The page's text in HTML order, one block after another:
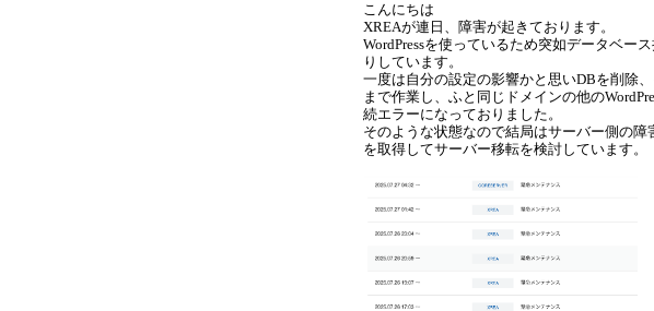
こんにちは
XREAが連日、障害が起きております。
WordPressを使っているため突如データベー
りしています。
一度は自分の設定の影響かと思いDBを削除
まで作業し、ふと同じドメインの他の
続エラーになっておりました。
そのような状態なので結局はサーバー側の
を取得してサーバー移転を検討しています。